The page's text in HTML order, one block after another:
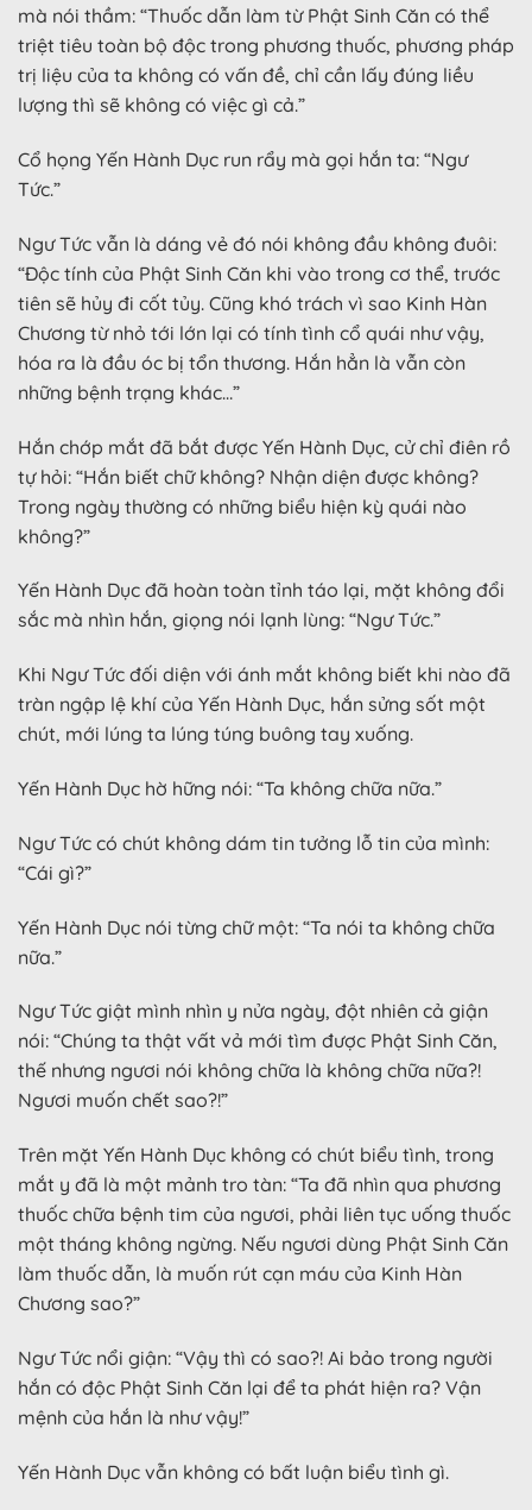
mà nói thầm: “Thuốc dẫn làm từ Phật Sinh Căn có thể
triệt tiêu toàn bộ độc trong phương thuốc, phương pháp
trị liệu của ta không có vấn đề, chỉ cần lấy đúng liều
lượng thì sẽ không có việc gì cả.”
Cổ họng Yến Hành Dục run rẩy mà gọi hắn ta: “Ngư
Tức.”
Ngư Tức vẫn là dáng vẻ đó nói không đầu không đuôi:
“Độc tính của Phật Sinh Căn khi vào trong cơ thể, trước
tiên sẽ hủy đi cốt tủy. Cũng khó trách vì sao Kinh Hàn
Chương từ nhỏ tới lớn lại có tính tình cổ quái như vậy,
hóa ra là đầu óc bị tổn thương. Hắn hẳn là vẫn còn
những bệnh trạng khác…”
Hắn chớp mắt đã bắt được Yến Hành Dục, cử chỉ điên rồ
tự hỏi: “Hắn biết chữ không? Nhận diện được không?
Trong ngày thường có những biểu hiện kỳ quái nào
không?”
Yến Hành Dục đã hoàn toàn tỉnh táo lại, mặt không đổi
sắc mà nhìn hắn, giọng nói lạnh lùng: “Ngư Tức.”
Khi Ngư Tức đối diện với ánh mắt không biết khi nào đã
tràn ngập lệ khí của Yến Hành Dục, hắn sửng sốt một
chút, mới lúng ta lúng túng buông tay xuống.
Yến Hành Dục hờ hững nói: “Ta không chữa nữa.”
Ngư Tức có chút không dám tin tưởng lỗ tin của mình:
“Cái gì?”
Yến Hành Dục nói từng chữ một: “Ta nói ta không chữa
nữa.”
Ngư Tức giật mình nhìn y nửa ngày, đột nhiên cả giận
nói: “Chúng ta thật vất vả mới tìm được Phật Sinh Căn,
thế nhưng ngươi nói không chữa là không chữa nữa?!
Ngươi muốn chết sao?!”
Trên mặt Yến Hành Dục không có chút biểu tình, trong
mắt y đã là một mảnh tro tàn: “Ta đã nhìn qua phương
thuốc chữa bệnh tim của ngươi, phải liên tục uống thuốc
một tháng không ngừng. Nếu ngươi dùng Phật Sinh Căn
làm thuốc dẫn, là muốn rút cạn máu của Kinh Hàn
Chương sao?”
Ngư Tức nổi giận: “Vậy thì có sao?! Ai bảo trong người
hắn có độc Phật Sinh Căn lại để ta phát hiện ra? Vận
mệnh của hắn là như vậy!”
Yến Hành Dục vẫn không có bất luận biểu tình gì.